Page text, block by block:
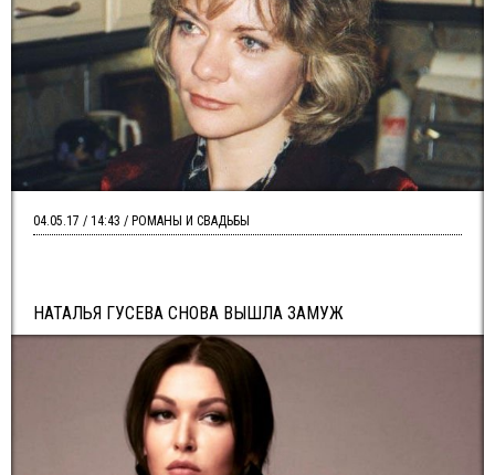
НАТАЛЬЯ ГУСЕВА СНОВА ВЫШЛА ЗАМУЖ
04.05.17 / 14:43 / РОМАНЫ И СВАДЬБЫ